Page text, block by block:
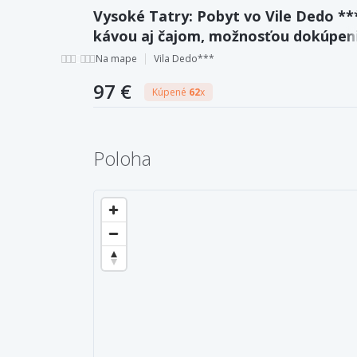
Vysoké Tatry: Pobyt vo Vile Dedo
kávou aj čajom, možnosťou
stravy a deťmi do 6 rokov zdarma
Na mape Vila Dedo***
97 € Kúpené 62x
Poloha